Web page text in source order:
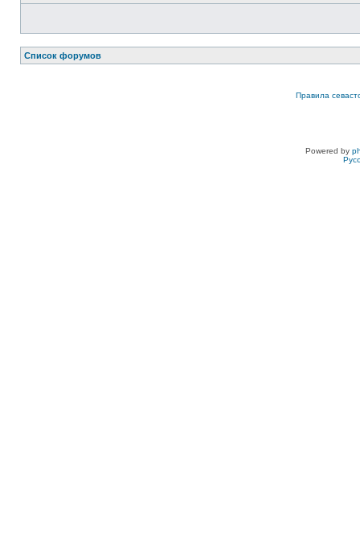
Список форумов
Правила
Powered by